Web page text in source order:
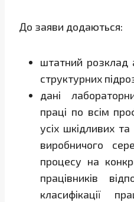
До заяви додаються:
штатний розклад
структурних
дані
праці по всім
усіх шкідливих
виробничого
процесу на
працівників
класифікації